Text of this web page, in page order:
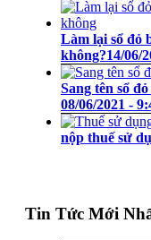
Làm lại sổ đỏ
không?14/06/
Sang tên sổ
08/06/2021 -
nộp thuế sử
Tin Tức Mới